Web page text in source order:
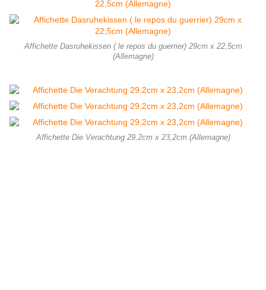
Affichette Dasruhekissen ( le repos du guerrier) 29cm x 22,5cm
(Allemagne)
Affichette Die Verachtung 29,2cm x 23,2cm (Allemagne)